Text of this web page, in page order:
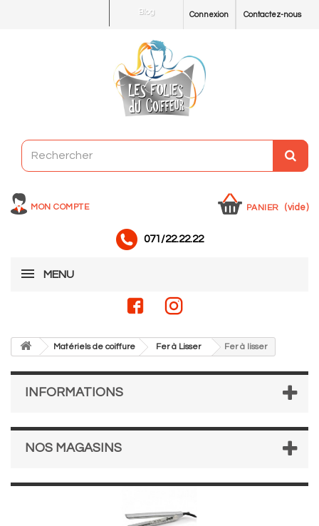
Contactez-nous
Connexion
Blog
MON COMPTE PANIER (vide)
071/22.22.22
MENU
Matériels de coiffure Fer à Lisser Fer à lisser
INFORMATIONS
NOS MAGASINS